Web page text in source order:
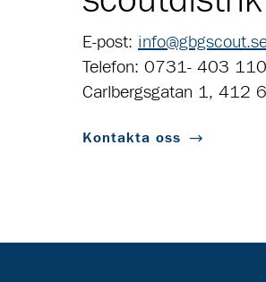
E-post:
Telefon: 0731- 403
Carlbergsgatan 1, 412
Kontakta oss